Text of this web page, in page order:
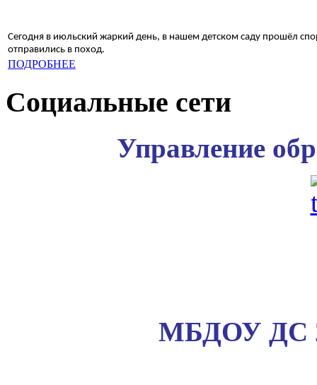
Сегодня в июльский жаркий день, в нашем детском саду прошёл
отправились в поход.
ПОДРОБНЕЕ
Социальные сети
Управление
МБДОУ ДС